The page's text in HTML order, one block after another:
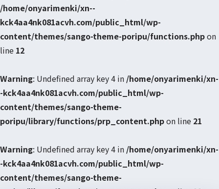
/home/onyarimenki/xn--
kck4aa4nk081acvh.com/public_html/wp-
content/themes/sango-theme-poripu/functions.phpon
line 12
Warning: Undefined array key 4 in /home/onyarimenki/xn-
-kck4aa4nk081acvh.com/public_html/wp-
content/themes/sango-theme-
poripu/library/functions/prp_content.phpon line 21
Warning: Undefined array key 4 in /home/onyarimenki/xn-
-kck4aa4nk081acvh.com/public_html/wp-
content/themes/sango-theme-